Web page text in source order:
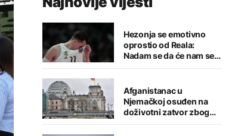
Hezonja se emotivno
oprostio od Reala:
Nadam se da će nam se
putevi ponovo ukrstiti
Afganistanac u
Njemačkoj osuđen na
doživotni zatvor zbog
napada u Minhenu